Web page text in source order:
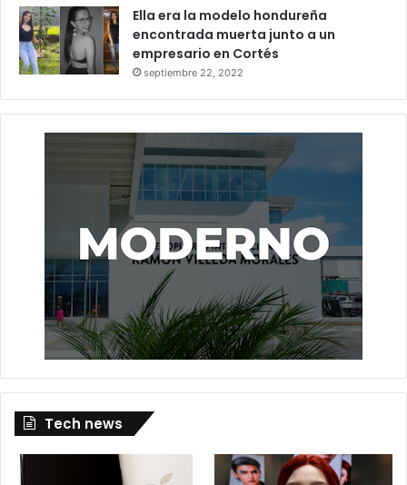
Ella era la modelo hondureña
encontrada muerta junto a un
empresario en Cortés
septiembre 22, 2022
Tech news